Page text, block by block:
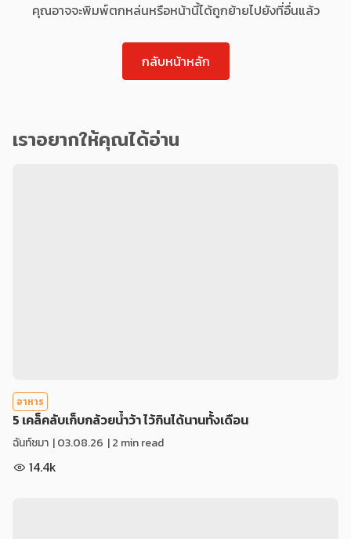
คุณอาจจะพิมพ์ตกหล่นหรือหน้านี้ได้ถูกย้ายไปยังที่อื่นแล้ว
กลับหน้าหลัก
เราอยากให้คุณได้อ่าน
อาหาร
5 เคล็คลับเก็บกล้วยน้ำว้า ไว้กินได้นานทั้งเดือน
ฉันท์ชมา |03.08.26 | 2 min read
14.4k